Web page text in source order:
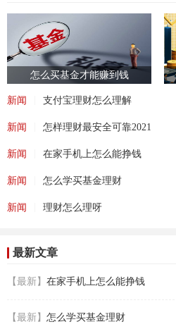
怎么买基金才能赚到钱
新闻 支付宝理财怎么理解
新闻 怎样理财最安全可靠2021
新闻 在家手机上怎么能挣钱
新闻 怎么学买基金理财
新闻 理财怎么理呀
最新文章
【最新】 在家手机上怎么能挣钱
【最新】 怎么学买基金理财